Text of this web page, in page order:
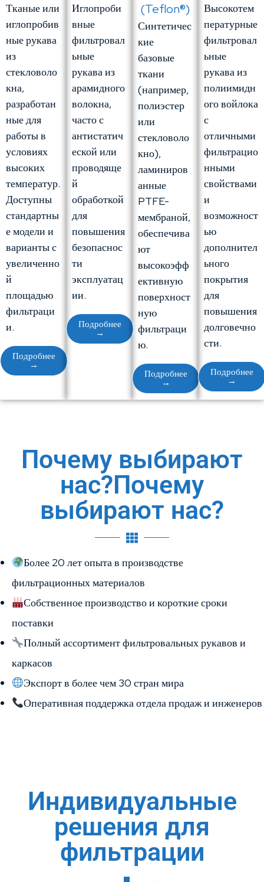
Тканые или
иглопробив
ные рукава
из
стекловоло
кна,
разработан
ные для
работы в
условиях
высоких
температур.
Доступны
стандартны
е модели и
варианты с
увеличенно
й
площадью
фильтраци
и.
Подробнее
→
Иглопроби
вные
фильтровал
ьные
рукава из
арамидного
волокна,
часто с
антистатич
еской или
проводяще
й
обработкой
для
повышения
безопаснос
ти
эксплуатац
ии.
Подробнее
→
(Teflon®)
Синтетичес
кие
базовые
ткани
(например,
полиэстер
или
стекловоло
кно),
ламиниров
анные
PTFE-
мембраной,
обеспечива
ют
высокоэфф
ективную
поверхност
ную
фильтраци
ю.
Подробнее
→
Высокотем
пературные
фильтровал
ьные
рукава из
полиимидн
ого войлока
с
отличными
фильтрацио
нными
свойствами
и
возможност
ью
дополнител
ьного
покрытия
для
повышения
долговечно
сти.
Подробнее
→
Почему выбирают
нас?Почему
выбирают нас?
Более 20 лет опыта в производстве
фильтрационных материалов
Собственное производство и короткие сроки
поставки
Полный ассортимент фильтровальных рукавов и
каркасов
Экспорт в более чем 30 стран мира
Оперативная поддержка отдела продаж и инженеров
Индивидуальные
решения для
фильтрации